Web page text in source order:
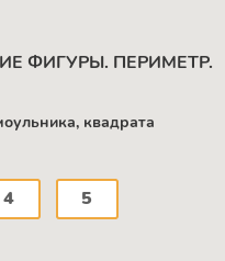
ФИГУРЫ. ПЕРИМЕТР.
квадрата
4 5